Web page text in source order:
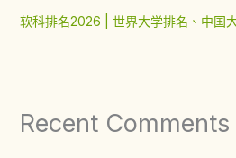
软科排名2026 | 世界大学排名、中国
Recent Comments